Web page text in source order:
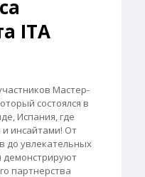
ITA
Мастер-
состоялся в
Испания, где
и инсайтами! От
до увлекательных
демонстрируют
партнерства